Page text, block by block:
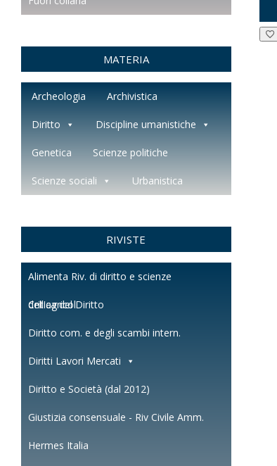
MATERIA
Archeologia Archivistica
Diritto Discipline umanistiche
Genetica Scienze politiche
Scienze sociali Urbanistica
RIVISTE
Alimenta Riv. di diritto e scienze
dell'agricol.
Critica del Diritto
Diritto com. e degli scambi intern.
Diritti Lavori Mercati
Diritto e Società (dal 2012)
Giustizia consensuale - Riv Civile Amm.
Hermes Italia